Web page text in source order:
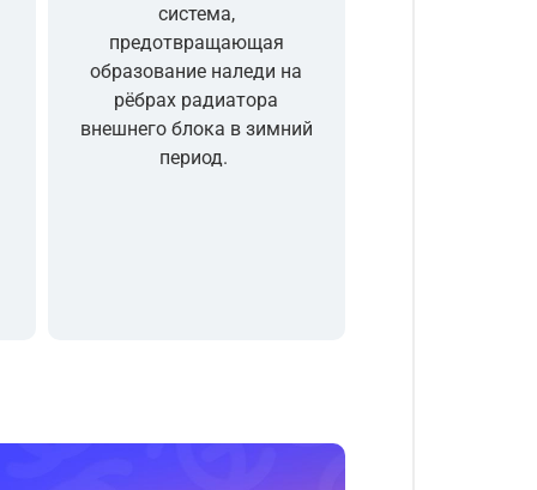
система,
предотвращающая
образование наледи на
рёбрах радиатора
внешнего блока в зимний
период.